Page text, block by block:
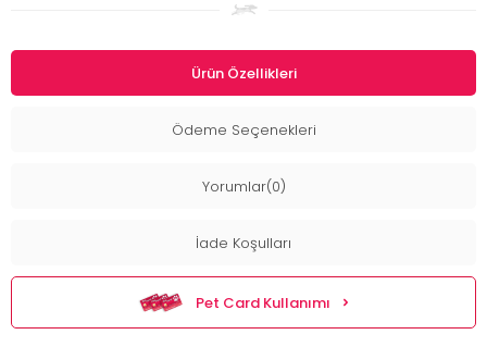
Ürün Özellikleri
Ödeme Seçenekleri
Yorumlar(0)
İade Koşulları
Pet Card Kullanımı